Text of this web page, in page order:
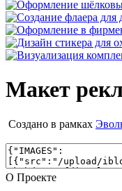
Макет
Создано в рамках
О Проекте